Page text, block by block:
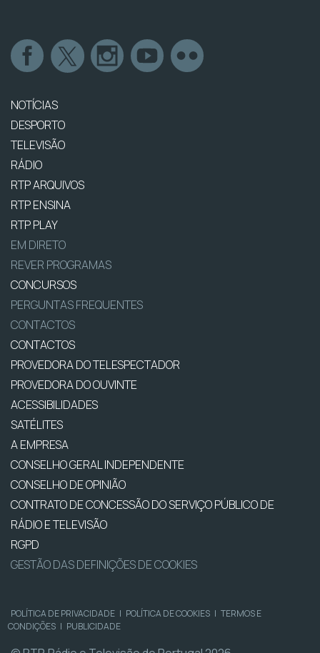
NOTÍCIAS
DESPORTO
TELEVISÃO
RÁDIO
RTP ARQUIVOS
RTP ENSINA
RTP PLAY
EM DIRETO
REVER PROGRAMAS
CONCURSOS
PERGUNTAS FREQUENTES
CONTACTOS
CONTACTOS
PROVEDORA DO TELESPECTADOR
PROVEDORA DO OUVINTE
ACESSIBILIDADES
SATÉLITES
A EMPRESA
CONSELHO GERAL INDEPENDENTE
CONSELHO DE OPINIÃO
CONTRATO DE CONCESSÃO DO SERVIÇO PÚBLICO DE
RÁDIO E TELEVISÃO
RGPD
GESTÃO DAS DEFINIÇÕES DE COOKIES
POLÍTICA DE PRIVACIDADE | POLÍTICA DE COOKIES | TERMOS E
CONDIÇÕES | PUBLICIDADE